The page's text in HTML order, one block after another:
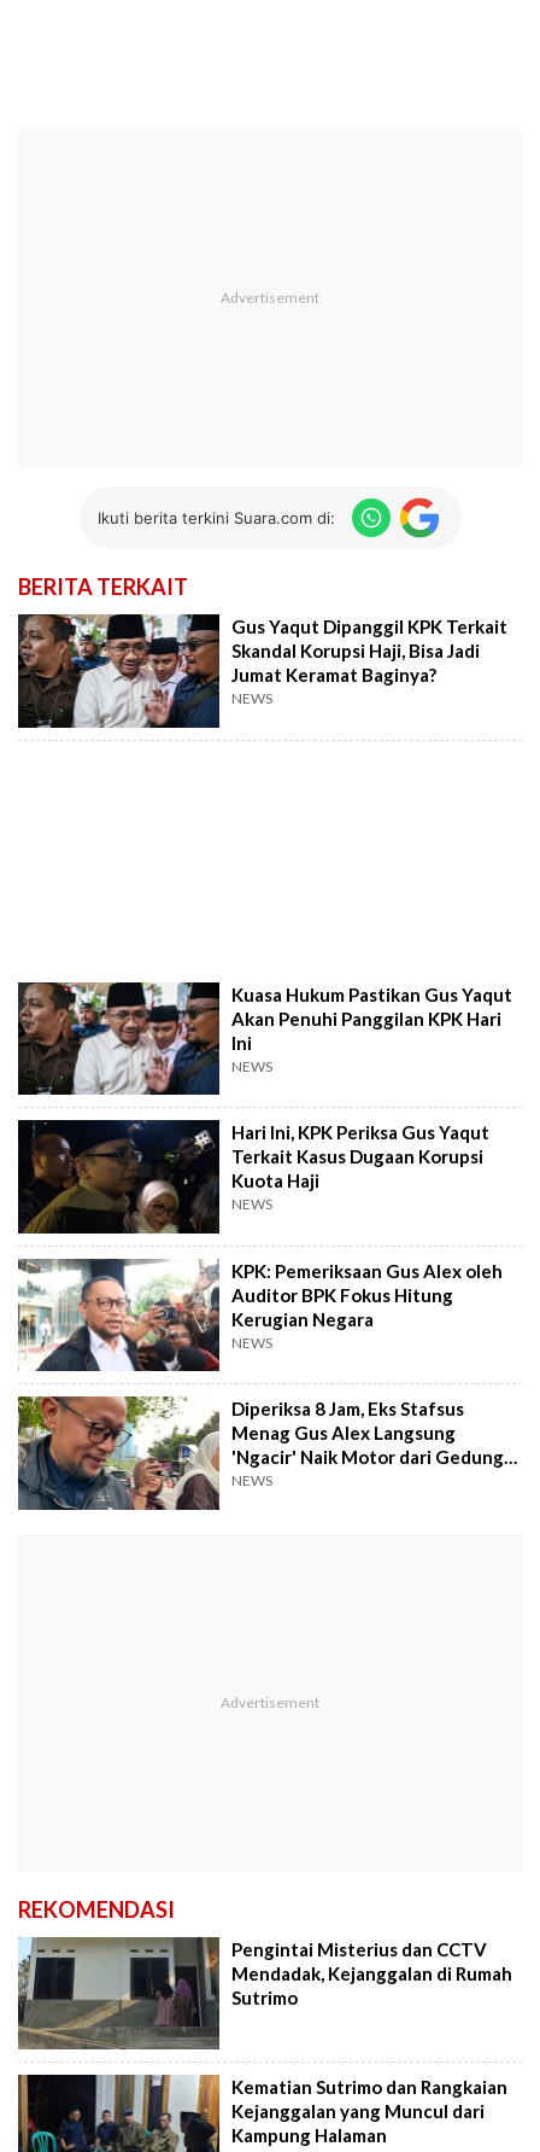
Ikuti berita terkini Suara.com di:
BERITA TERKAIT
Gus Yaqut Dipanggil KPK Terkait
Skandal Korupsi Haji, Bisa Jadi
Jumat Keramat Baginya?
NEWS
Kuasa Hukum Pastikan Gus Yaqut
Akan Penuhi Panggilan KPK Hari
Ini
NEWS
Hari Ini, KPK Periksa Gus Yaqut
Terkait Kasus Dugaan Korupsi
Kuota Haji
NEWS
KPK: Pemeriksaan Gus Alex oleh
Auditor BPK Fokus Hitung
Kerugian Negara
NEWS
Diperiksa 8 Jam, Eks Stafsus
Menag Gus Alex Langsung
'Ngacir' Naik Motor dari Gedung
KPK
NEWS
REKOMENDASI
Pengintai Misterius dan CCTV
Mendadak, Kejanggalan di Rumah
Sutrimo
Kematian Sutrimo dan Rangkaian
Kejanggalan yang Muncul dari
Kampung Halaman